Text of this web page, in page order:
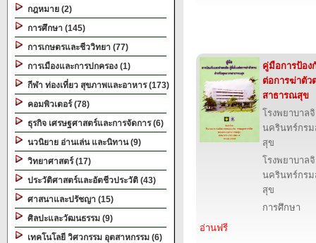
กฎหมาย (2)
การศึกษา (145)
การเกษตรและชีววิทยา (77)
การเมืองและการปกครอง (1)
กีฬา ท่องเที่ยว สุขภาพและอาหาร (173)
คอมพิวเตอร์ (78)
ธุรกิจ เศรษฐศาสตร์และการจัดการ (6)
นวนิยาย อ่านเล่น และนิทาน (9)
วิทยาศาสตร์ (17)
ประวัติศาสตร์และอัตชีวประวัติ (43)
ศาสนาและปรัชญา (15)
ศิลปะและวัฒนธรรม (9)
เทคโนโลยี วิศวกรรม อุตสาหกรรม (6)
คู่มือการป้อง
ต่อการฆ่าตัว
สาธารณสุข
โรงพยาบาล
นครินทร์กรม
สุข
โรงพยาบาล
นครินทร์กรม
สุข
การศึกษา
อ่านฟรี